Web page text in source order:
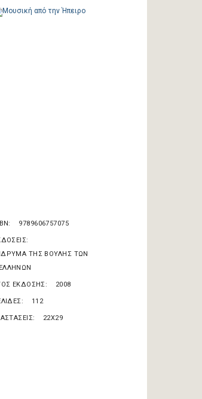
9789606757075
ΙΔΡΥΜΑ ΤΗΣ ΒΟΥΛΗΣ ΤΩΝ
ΕΛΛΗΝΩΝ
ΕΚΔΟΣΗΣ 2008
112
22X29